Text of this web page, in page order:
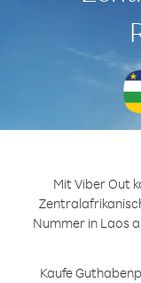
Mit Viber Out
Nummer in Laos
Kaufe